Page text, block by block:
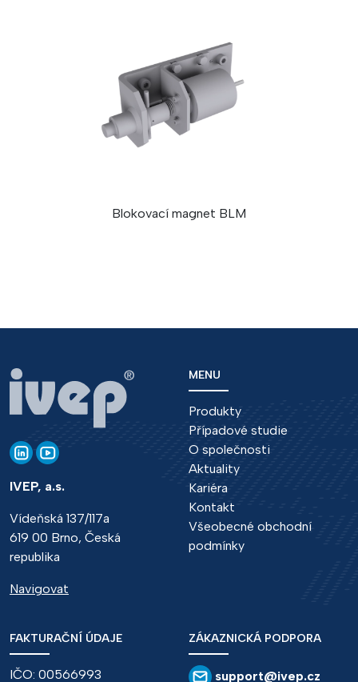
Blokovací magnet BLM
IVEP, a.s.
Vídeňská 137/117a
619 00 Brno, Česká
republika
Navigovat
MENU
Produkty
Případové studie
O společnosti
Aktuality
Kariéra
Kontakt
Všeobecné obchodní
podmínky
FAKTURAČNÍ ÚDAJE
IČO: 00566993
ZÁKAZNICKÁ PODPORA
support@ivep.cz